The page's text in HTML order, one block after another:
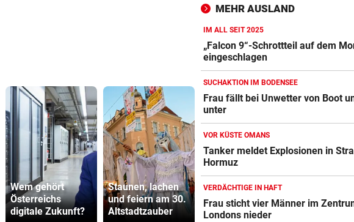
Wem gehört
Österreichs
digitale Zukunft?
Staunen, lachen
und feiern am 30.
Altstadtzauber
„Es fehlt das
Wasser, um
schwimmen zu
lernen“
gegen
„KRONE“-KOMMENTAR
Liebe Regierung, das ist jetzt
genug heiße Luft!
BIS 500 EURO GELDBUSSE
Wasser wird knapp: Jetzt
Kunden Strafen
MEHR AUSLAND
IM ALL SEIT 2025
„Falcon 9“-Schrottteil auf dem
eingeschlagen
SUCHAKTION IM BODENSEE
Frau fällt bei Unwetter von Boot
unter
VOR KÜSTE OMANS
Tanker meldet Explosionen in
Hormuz
VERDÄCHTIGE IN HAFT
Frau sticht vier Männer im
Londons nieder